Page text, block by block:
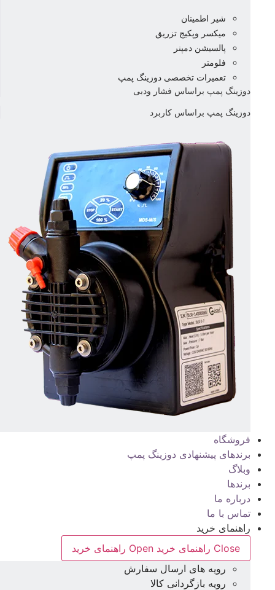
شیر اطمینان
میکسر وپکیج تزریق
پالسیشن دمپنر
فلومتر
تعمیرات تخصصی دوزینگ پمپ
دوزینگ پمپ براساس فشار ودبی
دوزینگ پمپ براساس کاربرد
فروشگاه
برندهای پیشنهادی دوزینگ پمپ
وبلاگ
برندها
درباره ما
تماس با ما
راهنمای خرید
Close راهنمای خرید
Open راهنمای خرید
رویه های ارسال سفارش
رویه بازگردانی کالا